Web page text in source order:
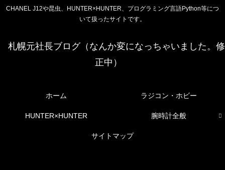
CHANEL J12や昆虫、HUNTER×HUNTER、プログラミング言語Python等につ
いて扱ったサイトです。
札幌元社長ブログ（なんか変になっちゃいました。修
正中）
ホーム ラジコン・ホビー
HUNTER×HUNTER 腕時計全般
サイトマップ